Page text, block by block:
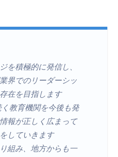
を積極的に発信し、
界でのリーダーシッ
在を目指します
く教育機関を今後も発
報が正しく広まって
していきます
組み、地方からも一